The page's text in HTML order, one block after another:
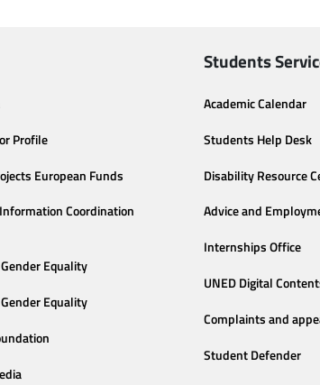
Profile
European Funds
Coordination
Equality
Equality
Students
Academic Calendar
Students Help Desk
Disability Resource
Advice and
Internships Office
UNED Digital
Complaints and
Student Defender